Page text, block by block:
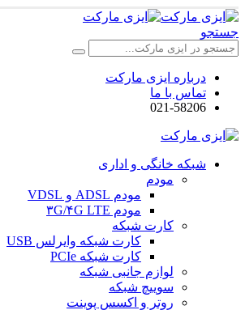
جستجو
درباره ایزی مارکت
تماس با ما
021-58206
شبکه خانگی و اداری
مودم
مودم ADSL و VDSL
مودم ۳G/۴G LTE
کارت شبکه
کارت شبکه وایرلس USB
کارت شبکه PCIe
لوازم جانبی شبکه
سوییچ شبکه
روتر و اکسس پوینت